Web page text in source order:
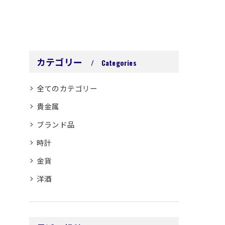
カテゴリー Categories
全てのカテゴリー
貴金属
ブランド品
時計
金貨
洋酒